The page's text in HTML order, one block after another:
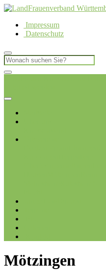
Impressum
Datenschutz
Mötzingen